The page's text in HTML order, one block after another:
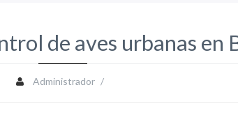
de aves urbanas en
Administrador /